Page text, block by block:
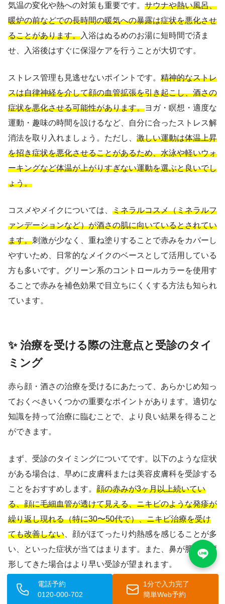
気温の変化や熱への対策も重要です。 サウナや熱い風呂、
暖炉の前などでの長時間の暖気への暴露は症状を悪化させ
ることがあります。入浴はぬるめのお湯に短時間で済ま
せ、入浴後はすぐに保湿ケアを行うことが大切です。
ストレス管理も見逃せないポイントです。 精神的なストレ
スは自律神経を介して顔の血管拡張を引き起こし、酒さの
症状を悪化させる可能性があります。ヨガ・瞑想・適度な
運動・趣味の時間を設けるなど、自分に合ったストレス解
消法を取り入れましょう。ただし、 激しい運動は体温上昇
を招き症状を悪化させることがあるため、水泳や軽いウォ
ーキングなど体温が上がりすぎない運動を選ぶと良いでし
ょう。
コスメやメイクについては、 ミネラルコスメ（ミネラルフ
ァンデーションなど）が酒さの肌に向いているとされてい
ます。刺激が少なく、重ね塗りすることで赤みをカバーし
やすいため、日常的なメイクのベースとして活用している
方も多いです。グリーン系のコントロールカラーを使用す
ることで赤みを補色効果で目立ちにくくする方法も知られ
ています。
✨ 治療を受ける際の注意点と受診のタイ
ミング
赤ら顔・酒さの治療を受けるにあたって、あらかじめ知っ
ておくべきいくつかの重要なポイントがあります。適切な
知識を持って治療に臨むことで、より良い結果を得ること
ができます。
まず、受診のタイミングについてです。以下のような症状
がある場合は、早めに皮膚科または美容皮膚科を受診する
ことをおすすめします。 顔の赤みが3ヶ月以上続いてい
る、顔に毛細血管が透けて見える、ニキビのような発疹が
繰り返し現れる（特に30〜50代で）、ニキビ治療を受け
ても改善しない 、顔がほてったり灼熱感を感じることが多
い、といった症状が当てはまります。また、鼻が肥大・変
形してきた場合はより早い受診が望まれます。
診療科の選び方についても触れておきます。酒さは皮膚科
電話予約
0120-000-702
1分で入力完了
簡単Web予約